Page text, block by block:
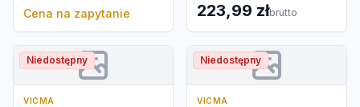
Cena na zapytanie 223,99 złbrutto
Niedostępny
VICMA
Niedostępny
VICMA